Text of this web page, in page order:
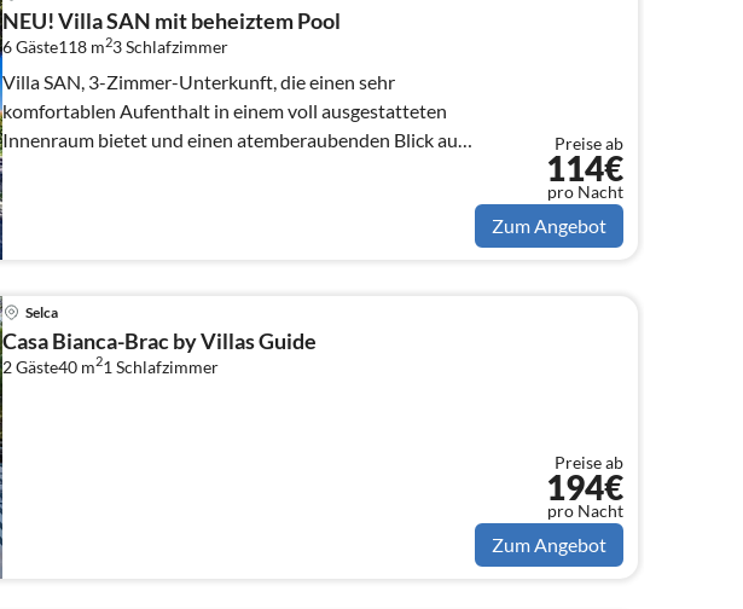
NEU! Villa SAN mit beheiztem Pool
6 Gäste118 m23Schlafzimmer
Villa SAN, 3-Zimmer-Unterkunft, die einen sehr
komfortablen Aufenthalt in einem voll ausgestatteten
Innenraum bietet und einen atemberaubenden Blick auf
die natürliche Umgebung
Preise ab
114€
pro Nacht
Zum Angebot
Selca
Casa Bianca-Brac by Villas Guide
2 Gäste40 m21 Schlafzimmer
Preise ab
194€
pro Nacht
Zum Angebot